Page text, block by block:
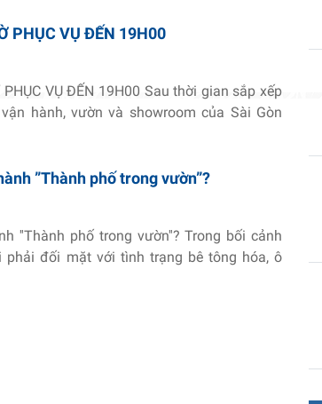
PHỤC VỤ ĐẾN 19H00
PHỤC VỤ ĐẾN 19H00 Sau thời gian sắp xếp
hành, vườn và showroom của Sài Gòn
”Thành phố trong vườn”?
''Thành phố trong vườn''? Trong bối cảnh
phải đối mặt với tình trạng bê tông hóa, ô